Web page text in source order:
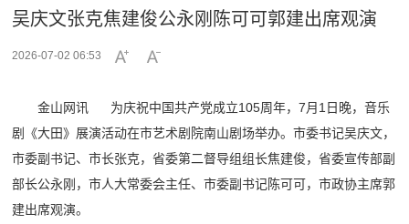
吴庆文张克焦建俊公永刚陈可可郭建出席观演
2026-07-02 06:53
金山网讯 为庆祝中国共产党成立105周年，7月1日晚，音乐
剧《大田》展演活动在市艺术剧院南山剧场举办。市委书记吴庆文，
市委副书记、市长张克，省委第二督导组组长焦建俊，省委宣传部副
部长公永刚，市人大常委会主任、市委副书记陈可可，市政协主席郭
建出席观演。